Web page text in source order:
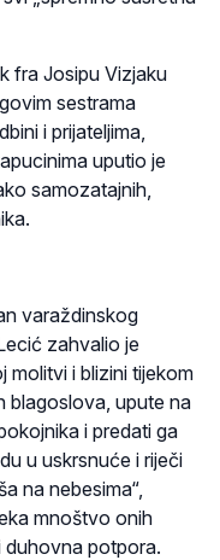
fra Josipu Vizjaku
sestrama
i prijateljima,
uputio je
samozatajnih,
varaždinskog
zahvalio je
molitvi i blizini tijekom
blagoslova, upute na
i predati ga
u uskrsnuće i riječi
na nebesima“,
mnoštvo onih
duhovna potpora.